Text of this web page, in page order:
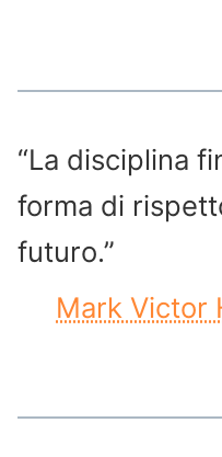
“La disciplina
forma di
futuro.”
Mark Victor